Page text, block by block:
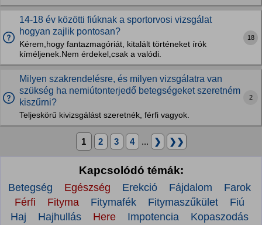
14-18 év közötti fiúknak a sportorvosi vizsgálat
hogyan zajlik pontosan?
Kérem,hogy fantazmagóriát, kitalált történeket írók
kíméljenek.Nem érdekel,csak a valódi.
18
Milyen szakrendelésre, és milyen vizsgálatra van
szükség ha nemiútonterjedő betegségeket szeretném
kiszűrni?
Teljeskörű kivizsgálást szeretnék, férfi vagyok.
2
1 2 3 4 ... ❯ ❯❯
Kapcsolódó témák:
Betegség Egészség Erekció Fájdalom
Farok
Férfi
Fityma Fitymafék Fitymaszűkület
Fiú
Haj
Hajhullás Here Impotencia
Kopaszodás